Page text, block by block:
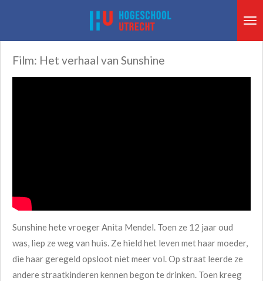
de
hoofdinhoud
Film: Het verhaal van Sunshine
Sunshine hete vroeger Anita Mendel. Toen ze 12 jaar oud
was, liep ze weg van huis. Ze hield het leven met haar moeder,
die haar geregeld opsloot niet meer vol. Op straat leerde ze
andere straatkinderen kennen begon te drinken. Toen kreeg